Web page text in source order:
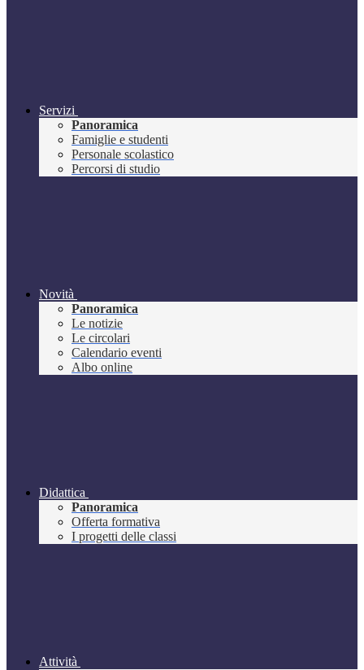
Servizi
Panoramica
Famiglie e studenti
Personale scolastico
Percorsi di studio
Novità
Panoramica
Le notizie
Le circolari
Calendario eventi
Albo online
Didattica
Panoramica
Offerta formativa
I progetti delle classi
Attività